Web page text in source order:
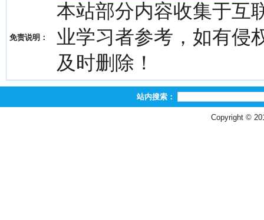
免责说明：
本站部分内容收集于互
业学习者参考，如有侵
及时删除！
站内搜索：
Copyright ©